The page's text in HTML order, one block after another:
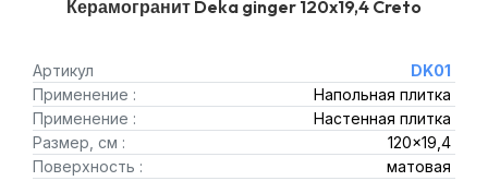
Керамогранит Deka ginger 120x19,4 Creto
Артикул
DK01
Применение :
Напольная плитка
Применение :
Настенная плитка
Размер, см :
120x19,4
Поверхность :
матовая